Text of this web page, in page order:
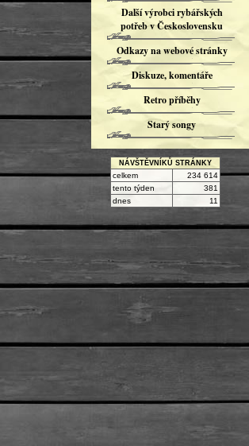
Další výrobci rybářských
potřeb v Československu
Odkazy na webové stránky
Diskuze, komentáře
Retro příběhy
Starý songy
NÁVŠTĚVNÍKŮ STRÁNKY
celkem
234 614
tento týden
381
dnes
11